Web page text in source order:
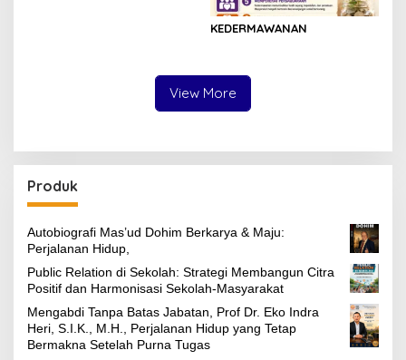
KEDERMAWANAN
View More
Produk
Autobiografi Mas’ud Dohim Berkarya & Maju:
Perjalanan Hidup,
Public Relation di Sekolah: Strategi Membangun Citra
Positif dan Harmonisasi Sekolah-Masyarakat
Mengabdi Tanpa Batas Jabatan, Prof Dr. Eko Indra
Heri, S.I.K., M.H., Perjalanan Hidup yang Tetap
Bermakna Setelah Purna Tugas